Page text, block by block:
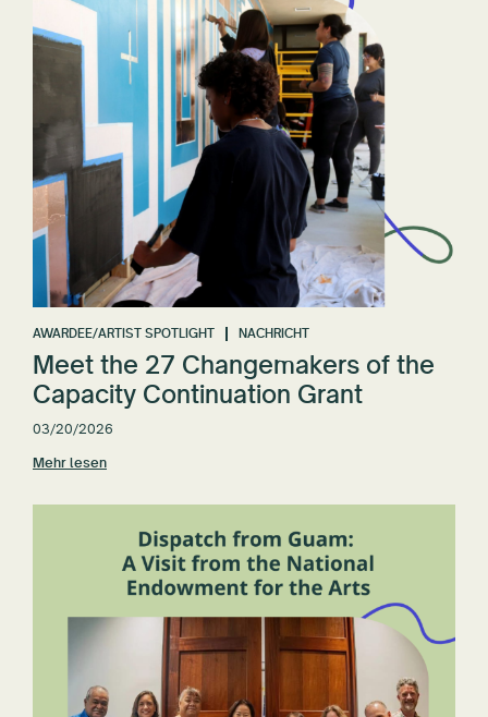
AWARDEE/ARTIST SPOTLIGHT NACHRICHT
Meet the 27 Changemakers of the
Capacity Continuation Grant
03/20/2026
Mehr lesen